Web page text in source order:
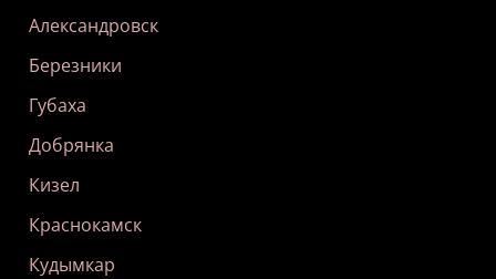
Александровск
Березники
Губаха
Добрянка
Кизел
Краснокамск
Кудымкар